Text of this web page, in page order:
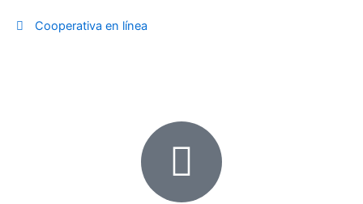
Cooperativa en línea